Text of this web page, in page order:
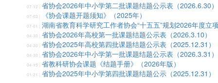
07-12 | 省协会2026年中小学第二批课题结题公示表（2026.6.30）
07-02 | 《协会课题开题须知》（2025年）
07-01 | 湖南省教育科学研究工作者协会“十五五”规划2026年度立
04-30 | 省协会2026年高校第一批课题结题公示表（2026.3.10）
04-30 | 省协会2025年高校第四批课题结题公示表（2025.12.31）
04-30 | 省协会2026年中小学第一批课题结题公示表（2026.3.31）
04-15 | 省教科研协会课题《结题手册》（2026年版）
01-21 | 省协会2025年中小学第四批课题结题公示（2025.12.31）